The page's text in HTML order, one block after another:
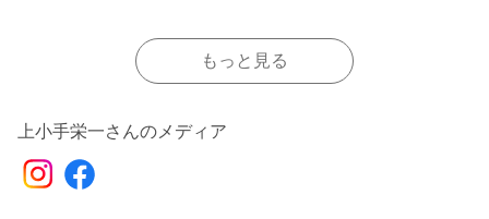
もっと見る
上小手栄一さんのメディア